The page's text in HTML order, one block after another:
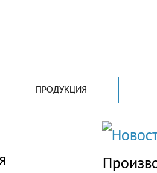
ПРОДУКЦИЯ